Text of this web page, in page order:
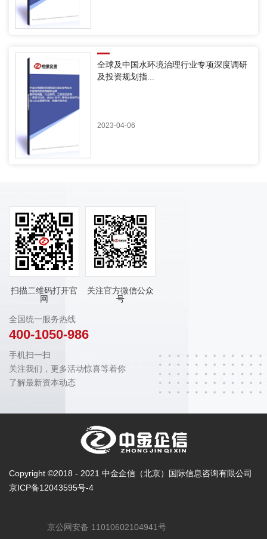
全球及中国水环境治理行业专项深度调研
及投资规划指...
2023-04-06
扫描二维码打开官
网
关注官方微信公众
号
全国统一服务热线
400-1050-986
手机扫一扫
关注我们，更多活动惊喜等着你
了解最新资本动态
Copyright ©2018 - 2021 中金企信（北京）国际信息咨询有限公司
京ICP备12043595号-4
京公网安备 11010602104941号